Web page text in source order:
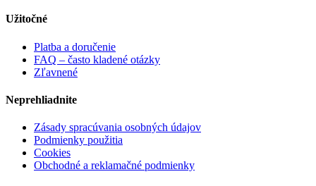
Užitočné
Platba a doručenie
FAQ – často kladené otázky
Zľavnené
Neprehliadnite
Zásady spracúvania osobných údajov
Podmienky použitia
Cookies
Obchodné a reklamačné podmienky